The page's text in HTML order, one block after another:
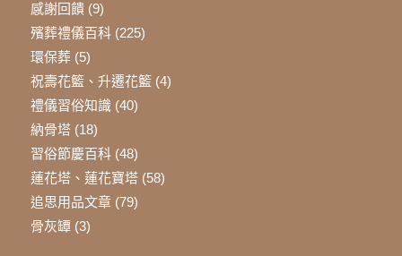
感謝回饋(9)
殯葬禮儀百科(225)
環保葬(5)
祝壽花籃、升遷花籃(4)
禮儀習俗知識(40)
納骨塔(18)
習俗節慶百科(48)
蓮花塔、蓮花寶塔(58)
追思用品文章(79)
骨灰罈(3)